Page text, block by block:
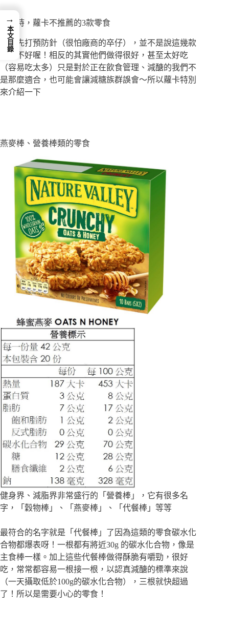
減醣時，蘿卡不推薦的3款零食
繼續先打預防針（很怕廠商的卒仔），並不是說這幾款
零食不好喔！相反的其實他們做得很好，甚至太好吃
（容易吃太多）只是對於正在飲食管理、減醣的我們不
是那麼適合，也可能會讓減糖族群誤會～所以蘿卡特別
來介紹一下
燕麥棒、營養棒類的零食
健身界、減脂界非常盛行的「營養棒」，它有很多名
字，「穀物棒」、「燕麥棒」、「代餐棒」等等
最符合的名字就是「代餐棒」了因為這類的零食碳水化
合物都爆表呀！一根都有將近30g 的碳水化合物，像是
主食棒一樣。加上這些代餐棒做得酥脆有嚼勁，很好
吃，常常都容易一根接一根，以認真減醣的標準來說
（一天攝取低於100g的碳水化合物），三根就快超過
了！所以是需要小心的零食！
→
本文目錄